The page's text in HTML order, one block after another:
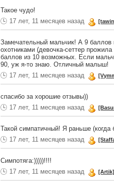
Такое чудо!
17 лет, 11 месяцев назад
Замечательный мальчик! А 9 баллов
охотниками (девочка-сеттер
баллов из 10 возможных. Если
90, уж я-то знаю. Отличный малыш!
17 лет, 11 месяцев назад
спасибо за хорошие отзывы))
17 лет, 11 месяцев назад
Такой симпатичный! Я раньше
17 лет, 11 месяцев назад
Симпотяга:)))))!!!!
17 лет, 11 месяцев назад
[Artik]